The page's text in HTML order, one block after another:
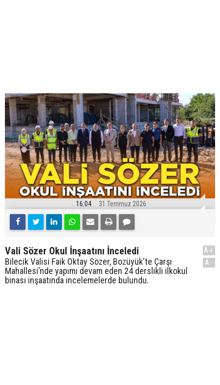
16:04 31 Temmuz 2026
Vali Sözer Okul İnşaatını İnceledi
Bilecik Valisi Faik Oktay Sözer, Bozüyük'te Çarşı
Mahallesi’nde yapımı devam eden 24 derslikli ilkokul
binası inşaatında incelemelerde bulundu.
A+
A-